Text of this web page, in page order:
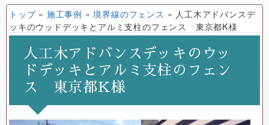
トップ» 施工事例 »境界線のフェンス » 人工木アドバンスデ
ッキのウッドデッキとアルミ支柱のフェンス 東京都K様
人工木アドバンスデッキのウッ
ドデッキとアルミ支柱のフェン
ス 東京都K様